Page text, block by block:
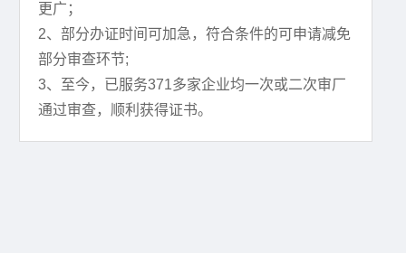
更广；
2、部分办证时间可加急，符合条件的可申请减免
部分审查环节;
3、至今，已服务371多家企业均一次或二次审厂
通过审查，顺利获得证书。